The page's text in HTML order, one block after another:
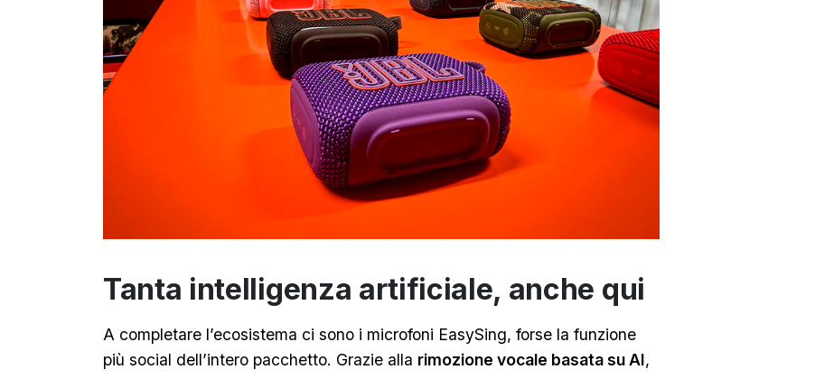
Tanta intelligenza artificiale, anche qui
A completare l’ecosistema ci sono i microfoni EasySing, forse la funzione
più social dell’intero pacchetto. Grazie alla rimozione vocale basata su AI,